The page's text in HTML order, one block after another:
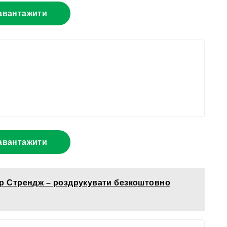
Стрендж – роздрукувати безкоштовно